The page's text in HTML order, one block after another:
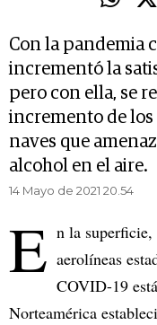
Con la pandemia
incrementó la
pero con ella, se
incremento de los
naves que
alcohol en el aire.
14 Mayo de 2021 20.54
E n la superficie,
aerolíneas
COVID-19
Norteamérica